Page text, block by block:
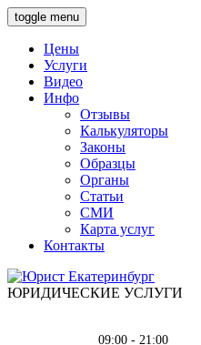
toggle menu
Цены
Услуги
Видео
Инфо
Отзывы
Калькуляторы
Законы
Образцы
Органы
Статьи
СМИ
Карта услуг
Контакты
ЮРИДИЧЕСКИЕ УСЛУГИ
09:00 - 21:00